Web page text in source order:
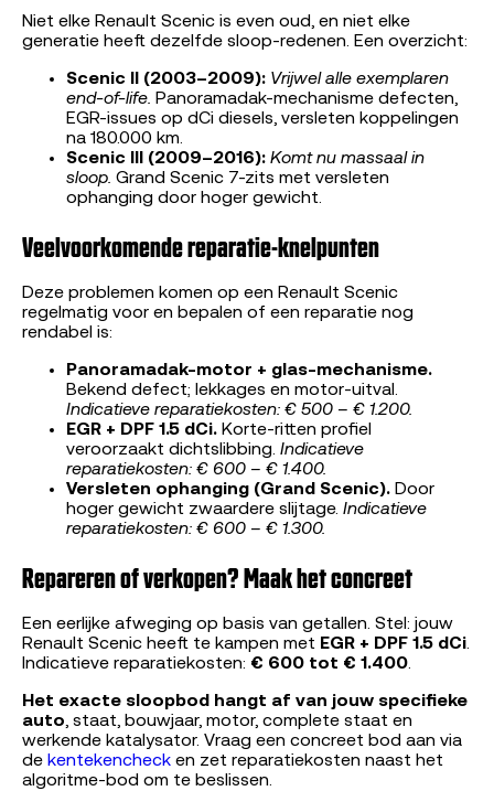
Niet elke Renault Scenic is even oud, en niet elke
generatie heeft dezelfde sloop-redenen. Een overzicht:
Scenic II (2003–2009): Vrijwel alle exemplaren
end-of-life. Panoramadak-mechanisme defecten,
EGR-issues op dCi diesels, versleten koppelingen
na 180.000 km.
Scenic III (2009–2016): Komt nu massaal in
sloop. Grand Scenic 7-zits met versleten
ophanging door hoger gewicht.
Veelvoorkomende reparatie-knelpunten
Deze problemen komen op een Renault Scenic
regelmatig voor en bepalen of een reparatie nog
rendabel is:
Panoramadak-motor + glas-mechanisme.
Bekend defect; lekkages en motor-uitval.
Indicatieve reparatiekosten: € 500 – € 1.200.
EGR + DPF 1.5 dCi. Korte-ritten profiel
veroorzaakt dichtslibbing. Indicatieve
reparatiekosten: € 600 – € 1.400.
Versleten ophanging (Grand Scenic). Door
hoger gewicht zwaardere slijtage. Indicatieve
reparatiekosten: € 600 – € 1.300.
Repareren of verkopen? Maak het concreet
Een eerlijke afweging op basis van getallen. Stel: jouw
Renault Scenic heeft te kampen met EGR + DPF 1.5 dCi.
Indicatieve reparatiekosten: € 600 tot € 1.400.
Het exacte sloopbod hangt af van jouw specifieke
auto, staat, bouwjaar, motor, complete staat en
werkende katalysator. Vraag een concreet bod aan via
de kentekencheck en zet reparatiekosten naast het
algoritme-bod om te beslissen.